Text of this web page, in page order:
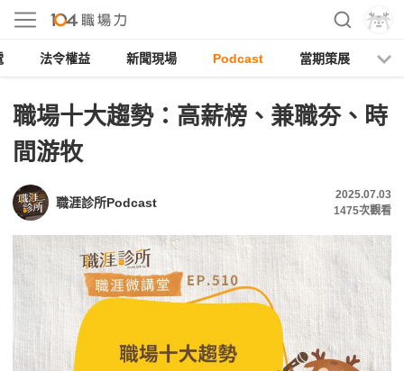
法令權益 新聞現場 Podcast 當期策展
職場十大趨勢：高薪榜、兼職夯、時
間游牧
職涯診所Podcast
2025.07.03
1475次觀看